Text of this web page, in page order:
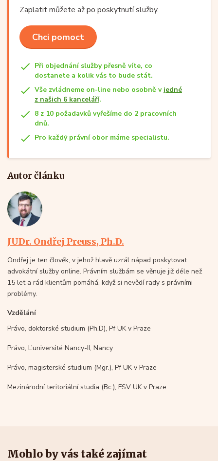
Zaplatit můžete až po poskytnutí služby.
Chci pomoct
Při objednání služby přesně víte, co
dostanete a kolik vás to bude stát.
Vše zvládneme on-line nebo osobně v jedné
z našich 6 kanceláří.
8 z 10 požadavků vyřešíme do 2 pracovních
dnů.
Pro každý právní obor máme specialistu.
Autor článku
JUDr. Ondřej Preuss, Ph.D.
Ondřej je ten člověk, v jehož hlavě uzrál nápad poskytovat
advokátní služby online. Právním službám se věnuje již déle než
15 let a rád klientům pomáhá, když si nevědí rady s právními
problémy.
Vzdělání
Právo, doktorské studium (Ph.D), Pf UK v Praze
Právo, L’université Nancy-II, Nancy
Právo, magisterské studium (Mgr.), Pf UK v Praze
Mezinárodní teritoriální studia (Bc.), FSV UK v Praze
Mohlo by vás také zajímat